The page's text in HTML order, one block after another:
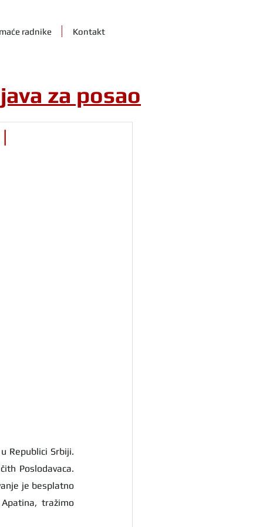
radnike Kontakt
Poslodavaca.
je besplatno
tražimo
za posao